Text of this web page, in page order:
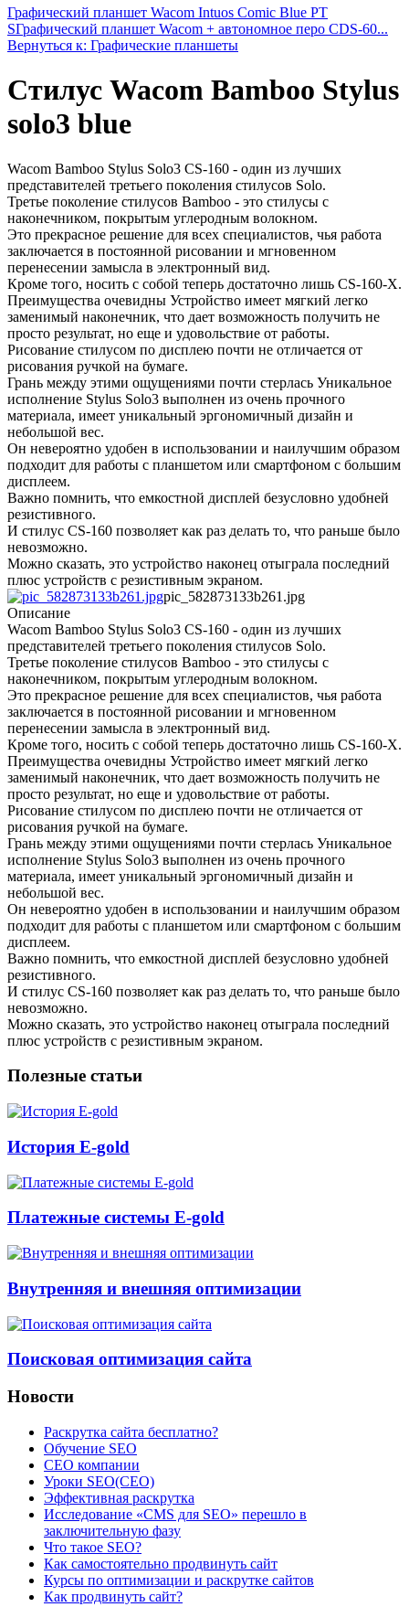
Графический планшет Wacom Intuos Comic Blue PT
SГрафический планшет Wacom + автономное перо CDS-60...
Вернуться к: Графические планшеты
Стилус Wacom Bamboo Stylus
solo3 blue
Wacom Bamboo Stylus Solo3 CS-160 - один из лучших
представителей третьего поколения стилусов Solo.
Третье поколение стилусов Bamboo - это стилусы c
наконечником, покрытым углеродным волокном.
Это прекрасное решение для всех специалистов, чья работа
заключается в постоянной рисовании и мгновенном
перенесении замысла в электронный вид.
Кроме того, носить с собой теперь достаточно лишь CS-160-X.
Преимущества очевидны Устройство имеет мягкий легко
заменимый наконечник, что дает возможность получить не
просто результат, но еще и удовольствие от работы.
Рисование стилусом по дисплею почти не отличается от
рисования ручкой на бумаге.
Грань между этими ощущениями почти стерлась Уникальное
исполнение Stylus Solo3 выполнен из очень прочного
материала, имеет уникальный эргономичный дизайн и
небольшой вес.
Он невероятно удобен в использовании и наилучшим образом
подходит для работы с планшетом или смартфоном с большим
дисплеем.
Важно помнить, что емкостной дисплей безусловно удобней
резистивного.
И стилус CS-160 позволяет как раз делать то, что раньше было
невозможно.
Можно сказать, это устройство наконец отыграла последний
плюс устройств с резистивным экраном.
pic_582873133b261.jpg
Описание
Wacom Bamboo Stylus Solo3 CS-160 - один из лучших
представителей третьего поколения стилусов Solo.
Третье поколение стилусов Bamboo - это стилусы c
наконечником, покрытым углеродным волокном.
Это прекрасное решение для всех специалистов, чья работа
заключается в постоянной рисовании и мгновенном
перенесении замысла в электронный вид.
Кроме того, носить с собой теперь достаточно лишь CS-160-X.
Преимущества очевидны Устройство имеет мягкий легко
заменимый наконечник, что дает возможность получить не
просто результат, но еще и удовольствие от работы.
Рисование стилусом по дисплею почти не отличается от
рисования ручкой на бумаге.
Грань между этими ощущениями почти стерлась Уникальное
исполнение Stylus Solo3 выполнен из очень прочного
материала, имеет уникальный эргономичный дизайн и
небольшой вес.
Он невероятно удобен в использовании и наилучшим образом
подходит для работы с планшетом или смартфоном с большим
дисплеем.
Важно помнить, что емкостной дисплей безусловно удобней
резистивного.
И стилус CS-160 позволяет как раз делать то, что раньше было
невозможно.
Можно сказать, это устройство наконец отыграла последний
плюс устройств с резистивным экраном.
Полезные статьи
История E-gold
Платежные системы E-gold
Внутренняя и внешняя оптимизации
Поисковая оптимизация сайта
Новости
Раскрутка сайта бесплатно?
Обучение SEO
CEO компании
Уроки SEO(СЕО)
Эффективная раскрутка
Исследование «CMS для SEO» перешло в
заключительную фазу
Что такое SEO?
Как самостоятельно продвинуть сайт
Курсы по оптимизации и раскрутке сайтов
Как продвинуть сайт?